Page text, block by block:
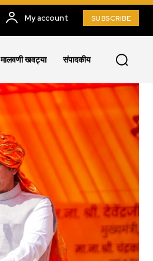
My account SUBSCRIBE
मालवणी खवट्या संपादकीय